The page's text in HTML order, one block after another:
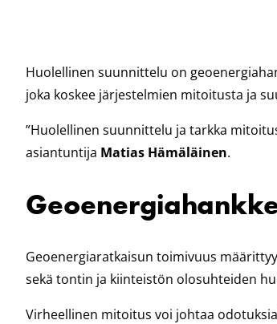
Huolellinen suunnittelu on
joka koskee järjestelmien mitoitusta ja
”Huolellinen suunnittelu ja tarkka
asiantuntija Matias Hämäläinen.
Geoenergiaratkaisun toimivuus
sekä tontin ja kiinteistön olosuhteiden
Virheellinen mitoitus voi johtaa